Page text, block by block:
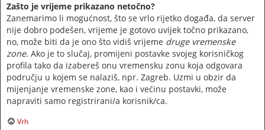
Zašto je vrijeme prikazano netočno?
Zanemarimo li mogućnost, što se vrlo rijetko događa, da server
nije dobro podešen, vrijeme je gotovo uvijek točno prikazano,
no, može biti da je ono što vidiš vrijeme druge vremenske
zone. Ako je to slučaj, promijeni postavke svojeg korisničkog
profila tako da izabereš onu vremensku zonu koja odgovara
području u kojem se nalaziš, npr. Zagreb. Uzmi u obzir da
mijenjanje vremenske zone, kao i većinu postavki, može
napraviti samo registrirani/a korisnik/ca.
Vrh